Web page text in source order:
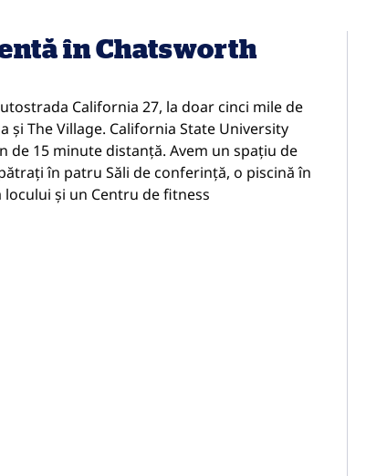
în Chatsworth
California 27, la doar cinci mile de
și The Village. California State University
de 15 minute distanță. Avem un spațiu de
în patru Săli de conferință, o piscină în
și un Centru de fitness